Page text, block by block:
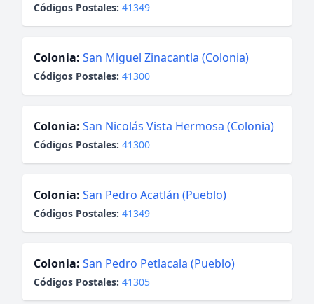
Códigos Postales: 41349
Colonia: San Miguel Zinacantla (Colonia)
Códigos Postales: 41300
Colonia: San Nicolás Vista Hermosa (Colonia)
Códigos Postales: 41300
Colonia: San Pedro Acatlán (Pueblo)
Códigos Postales: 41349
Colonia: San Pedro Petlacala (Pueblo)
Códigos Postales: 41305